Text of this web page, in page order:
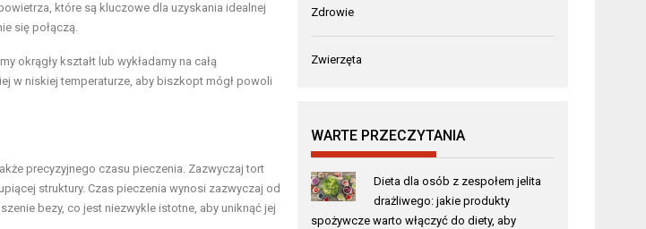
które są kluczowe dla uzyskania idealnej
się połączą.
okrągły kształt lub wykładamy na całą
w niskiej temperaturze, aby biszkopt mógł powoli
precyzyjnego czasu pieczenia. Zazwyczaj tort
struktury. Czas pieczenia wynosi zazwyczaj od
bezy, co jest niezwykle istotne, aby uniknąć jej
Zdrowie
Zwierzęta
WARTE PRZECZYTANIA
Dieta dla osób z zespołem jelita
drażliwego: jakie produkty
spożywcze warto włączyć do diety, aby